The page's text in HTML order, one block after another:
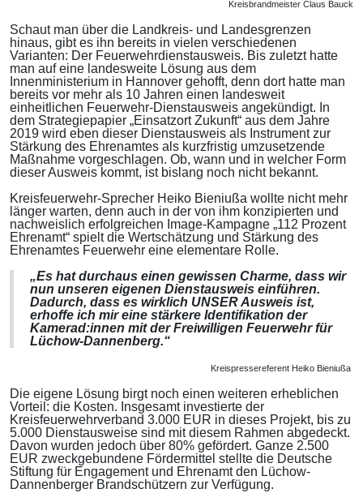
Kreisbrandmeister Claus Bauck
Schaut man über die Landkreis- und Landesgrenzen
hinaus, gibt es ihn bereits in vielen verschiedenen
Varianten: Der Feuerwehrdienstausweis. Bis zuletzt hatte
man auf eine landesweite Lösung aus dem
Innenministerium in Hannover gehofft, denn dort hatte man
bereits vor mehr als 10 Jahren einen landesweit
einheitlichen Feuerwehr-Dienstausweis angekündigt. In
dem Strategiepapier „Einsatzort Zukunft“ aus dem Jahre
2019 wird eben dieser Dienstausweis als Instrument zur
Stärkung des Ehrenamtes als kurzfristig umzusetzende
Maßnahme vorgeschlagen. Ob, wann und in welcher Form
dieser Ausweis kommt, ist bislang noch nicht bekannt.
Kreisfeuerwehr-Sprecher Heiko Bieniußa wollte nicht mehr
länger warten, denn auch in der von ihm konzipierten und
nachweislich erfolgreichen Image-Kampagne „112 Prozent
Ehrenamt“ spielt die Wertschätzung und Stärkung des
Ehrenamtes Feuerwehr eine elementare Rolle.
„Es hat durchaus einen gewissen Charme, dass wir
nun unseren eigenen Dienstausweis einführen.
Dadurch, dass es wirklich UNSER Ausweis ist,
erhoffe ich mir eine stärkere Identifikation der
Kamerad:innen mit der Freiwilligen Feuerwehr für
Lüchow-Dannenberg.“
Kreispressereferent Heiko Bieniußa
Die eigene Lösung birgt noch einen weiteren erheblichen
Vorteil: die Kosten. Insgesamt investierte der
Kreisfeuerwehrverband 3.000 EUR in dieses Projekt, bis zu
5.000 Dienstausweise sind mit diesem Rahmen abgedeckt.
Davon wurden jedoch über 80% gefördert. Ganze 2.500
EUR zweckgebundene Fördermittel stellte die Deutsche
Stiftung für Engagement und Ehrenamt den Lüchow-
Dannenberger Brandschützern zur Verfügung.